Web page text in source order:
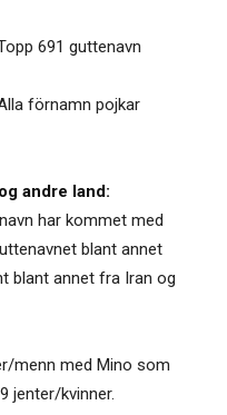
691 guttenavn
förnamn pojkar
andre land:
har kommet med
blant annet
blant annet fra Iran og
menn med Mino som
jenter/kvinner.